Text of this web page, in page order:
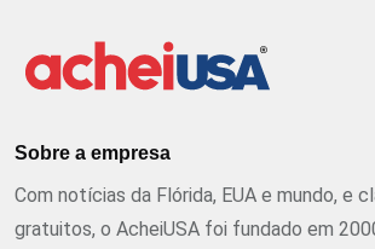
Sobre a empresa
Com notícias da Flórida, EUA e mundo, e
gratuitos, o AcheiUSA foi fundado em